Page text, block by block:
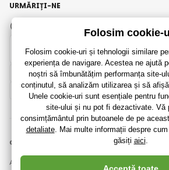
Romanian
URMĂRIȚI-NE
Instagram
© 2018 - 2026 RaiJucării.ro, Toate drepturile
Această pagină este protejată prin